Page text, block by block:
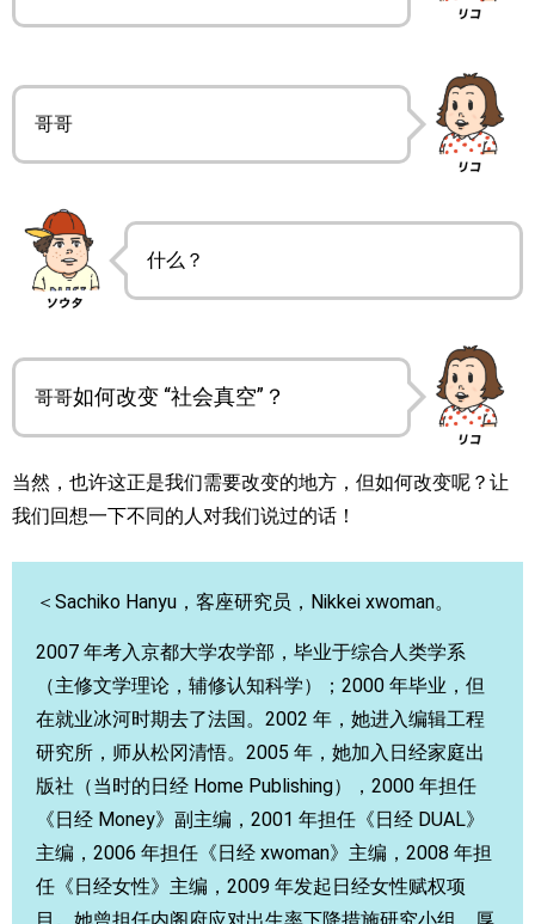
哥哥
什么？
哥哥如何改变 “社会真空”？
当然，也许这正是我们需要改变的地方，但如何改变呢？让
我们回想一下不同的人对我们说过的话！
＜Sachiko Hanyu，客座研究员，Nikkei xwoman。
2007 年考入京都大学农学部，毕业于综合人类学系
（主修文学理论，辅修认知科学）；2000 年毕业，但
在就业冰河时期去了法国。2002 年，她进入编辑工程
研究所，师从松冈清悟。2005 年，她加入日经家庭出
版社（当时的日经 Home Publishing），2000 年担任
《日经 Money》副主编，2001 年担任《日经 DUAL》
主编，2006 年担任《日经 xwoman》主编，2008 年担
任《日经女性》主编，2009 年发起日经女性赋权项